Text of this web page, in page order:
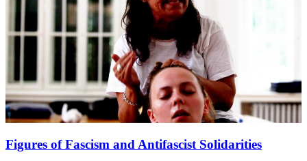
Figures of Fascism and Antifascist Solidarities